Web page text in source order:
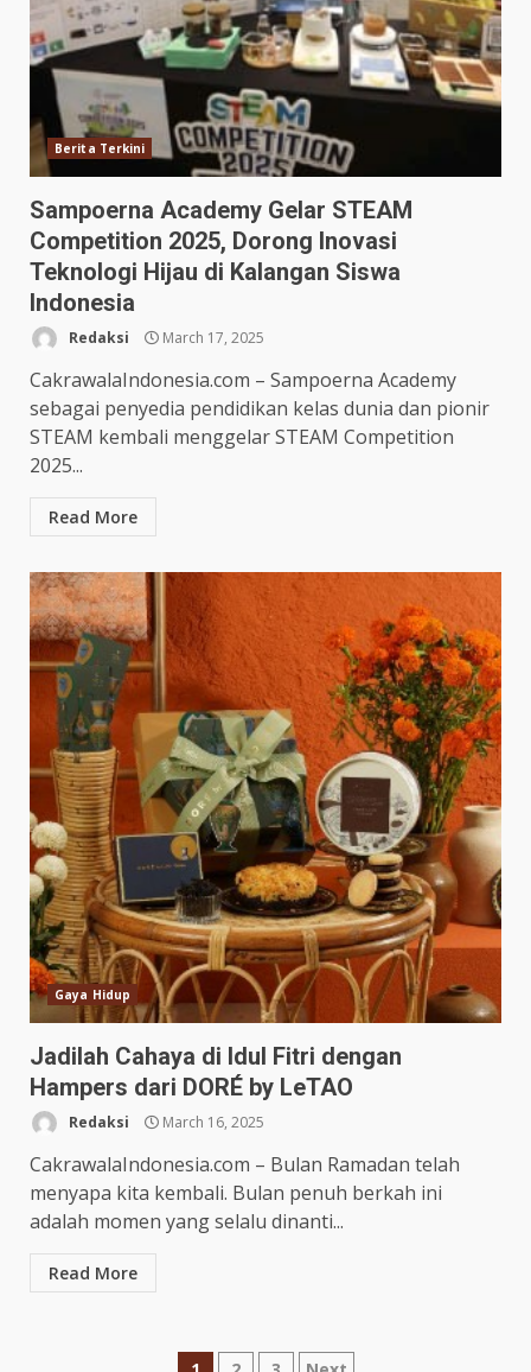
Berita Terkini
Sampoerna Academy Gelar STEAM
Competition 2025, Dorong Inovasi
Teknologi Hijau di Kalangan Siswa
Indonesia
Redaksi March 17, 2025
CakrawalaIndonesia.com – Sampoerna Academy
sebagai penyedia pendidikan kelas dunia dan pionir
STEAM kembali menggelar STEAM Competition
2025...
Read More
Gaya Hidup
Jadilah Cahaya di Idul Fitri dengan
Hampers dari DORÉ by LeTAO
Redaksi March 16, 2025
CakrawalaIndonesia.com – Bulan Ramadan telah
menyapa kita kembali. Bulan penuh berkah ini
adalah momen yang selalu dinanti...
Read More